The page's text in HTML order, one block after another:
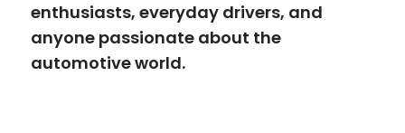
enthusiasts, everyday drivers, and
anyone passionate about the
automotive world.